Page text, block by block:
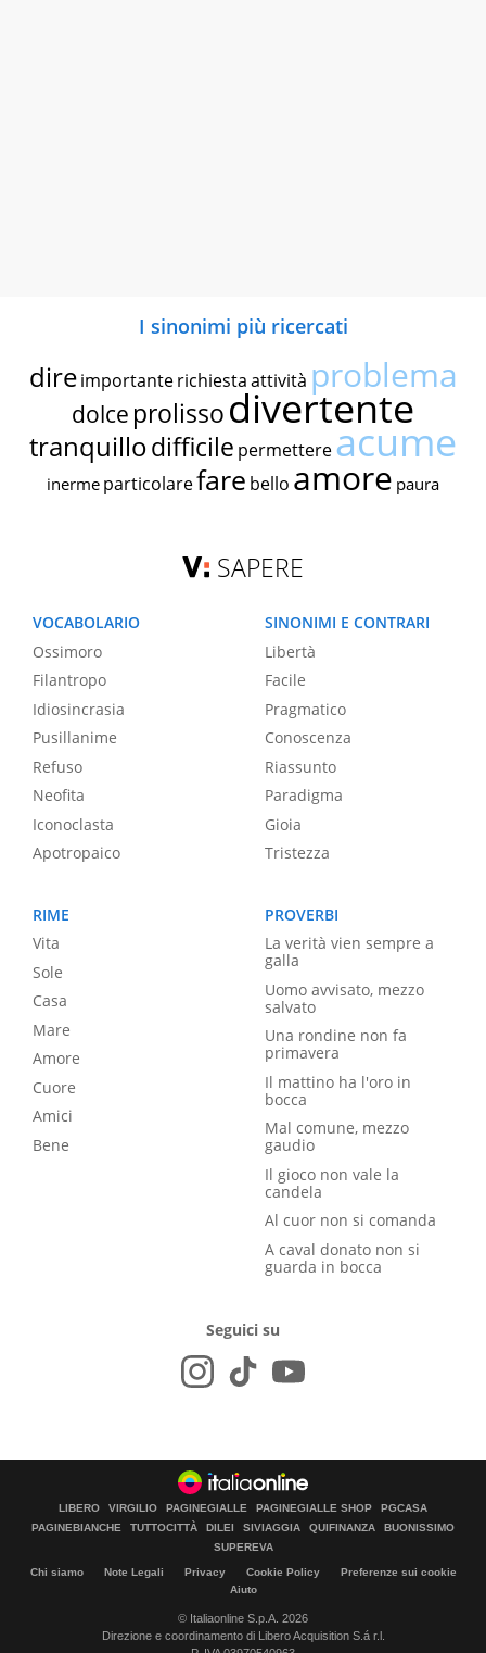
I sinonimi più ricercati
dire importante richiestaattività problema
dolce prolissodivertente
tranquillodifficile permettereacume
inerme particolarefare bello amore paura
SAPERE
VOCABOLARIO
Ossimoro
Filantropo
Idiosincrasia
Pusillanime
Refuso
Neofita
Iconoclasta
Apotropaico
SINONIMI E CONTRARI
Libertà
Facile
Pragmatico
Conoscenza
Riassunto
Paradigma
Gioia
Tristezza
RIME
Vita
Sole
Casa
Mare
Amore
Cuore
Amici
Bene
PROVERBI
La verità vien sempre a
galla
Uomo avvisato, mezzo
salvato
Una rondine non fa
primavera
Il mattino ha l'oro in
bocca
Mal comune, mezzo
gaudio
Il gioco non vale la
candela
Al cuor non si comanda
A caval donato non si
guarda in bocca
Seguici su
LIBERO VIRGILIO PAGINEGIALLE PAGINEGIALLE SHOP
PGCASA
PAGINEBIANCHE
TUTTOCITTÀ DILEI SIVIAGGIA QUIFINANZA
BUONISSIMO
SUPEREVA
Chi siamo Note Legali Privacy Cookie Policy
Preferenze sui cookie
Aiuto
© Italiaonline S.p.A. 2026
Direzione e coordinamento di Libero Acquisition S.á r.l.